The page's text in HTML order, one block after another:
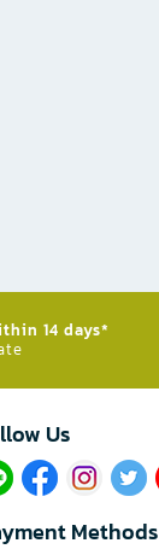
14 days*
Us​
Methods